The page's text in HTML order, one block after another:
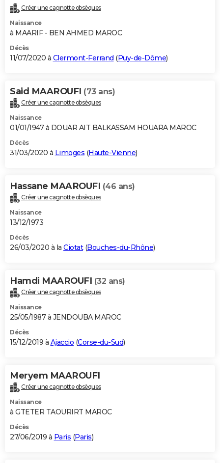
Créer une cagnotte obsèques
Naissance
à MAARIF - BEN AHMED MAROC
Décès
11/07/2020 à Clermont-Ferrand (Puy-de-Dôme)
Said MAAROUFI (73 ans)
Créer une cagnotte obsèques
Naissance
01/01/1947 à DOUAR AIT BALKASSAM HOUARA MAROC
Décès
31/03/2020 à Limoges (Haute-Vienne)
Hassane MAAROUFI (46 ans)
Créer une cagnotte obsèques
Naissance
13/12/1973
Décès
26/03/2020 à la Ciotat(Bouches-du-Rhône)
Hamdi MAAROUFI (32 ans)
Créer une cagnotte obsèques
Naissance
25/05/1987 à JENDOUBA MAROC
Décès
15/12/2019 à Ajaccio (Corse-du-Sud)
Meryem MAAROUFI
Créer une cagnotte obsèques
Naissance
à GTETER TAOURIRT MAROC
Décès
27/06/2019 à Paris (Paris)